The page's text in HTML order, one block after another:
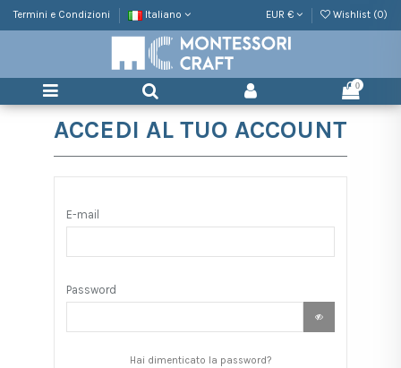
Termini e Condizioni Italiano EUR € Wishlist (0)
0
ACCEDI AL TUO ACCOUNT
E-mail
Password
Hai dimenticato la password?